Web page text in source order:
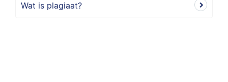
Wat is plagiaat?